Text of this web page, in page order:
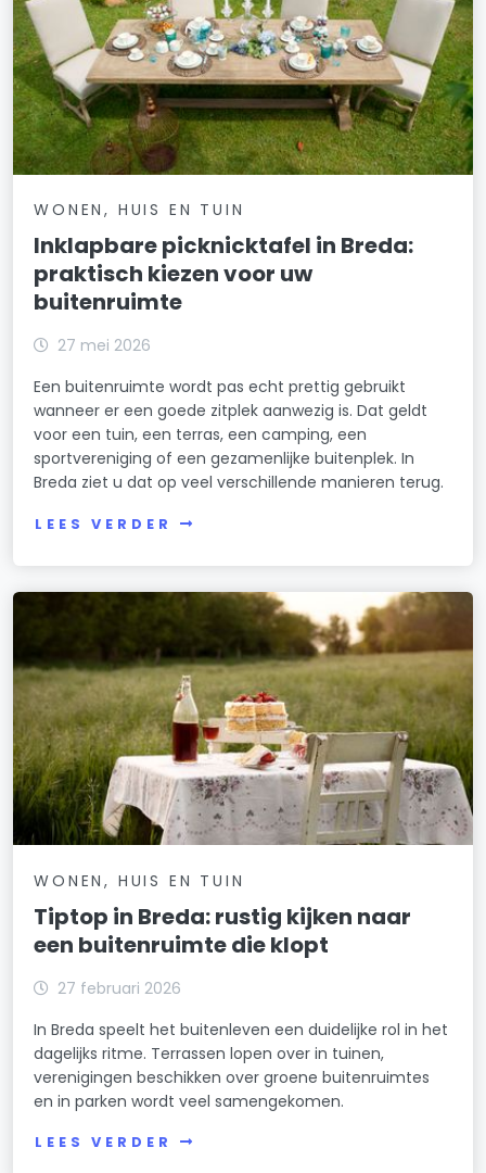
WONEN, HUIS EN TUIN
Inklapbare picknicktafel in Breda:
praktisch kiezen voor uw
buitenruimte
27 mei 2026
Een buitenruimte wordt pas echt prettig gebruikt
wanneer er een goede zitplek aanwezig is. Dat geldt
voor een tuin, een terras, een camping, een
sportvereniging of een gezamenlijke buitenplek. In
Breda ziet u dat op veel verschillende manieren terug.
LEES VERDER
WONEN, HUIS EN TUIN
Tiptop in Breda: rustig kijken naar
een buitenruimte die klopt
27 februari 2026
In Breda speelt het buitenleven een duidelijke rol in het
dagelijks ritme. Terrassen lopen over in tuinen,
verenigingen beschikken over groene buitenruimtes
en in parken wordt veel samengekomen.
LEES VERDER